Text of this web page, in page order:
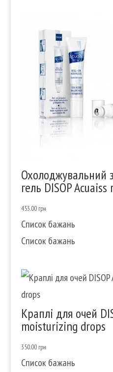
Охолоджувальний
гель DISOP
453.00 грн
Список бажань
Список бажань
Краплі для очей
moisturizing drops
350.00 грн
Список бажань